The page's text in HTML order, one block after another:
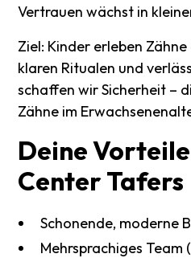
Vertrauen wächst in
Ziel: Kinder erleben
klaren Ritualen und
schaffen wir Sicherheit –
Zähne im
DeineVorteile
CenterTafers
Schonende, moderne
Mehrsprachiges Team